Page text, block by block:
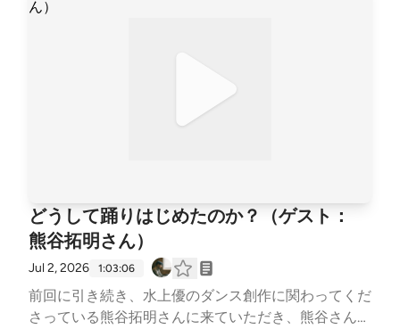
どうして踊りはじめたのか？（ゲスト：
熊谷拓明さん）
Jul 2, 2026 1:03:06
前回に引き続き、水上優のダンス創作に関わってくだ
さっている熊谷拓明さんに来ていただき、熊谷さんが